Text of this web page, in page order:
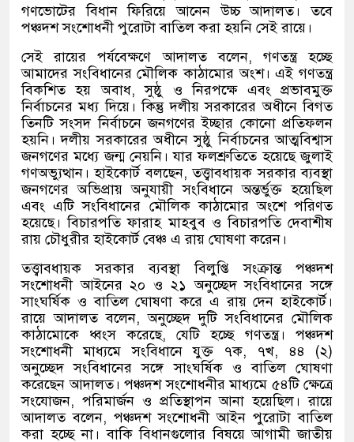
গণভোটের বিধান ফিরিয়ে আনেন উচ্চ আদালত। তবে
পঞ্চদশ সংশোধনী পুরোটা বাতিল করা হয়নি সেই রায়ে।
সেই রায়ের পর্যবেক্ষণে আদালত বলেন, গণতন্ত্র হচ্ছে
আমাদের সংবিধানের মৌলিক কাঠামোর অংশ। এই গণতন্ত্র
বিকশিত হয় অবাধ,সুষ্ঠু ও নিরপক্ষে এবং প্রভাবমুক্ত
নির্বাচনের মধ্য দিয়ে। কিন্তু দলীয় সরকারের অধীনে বিগত
তিনটি সংসদ নির্বাচনে জনগণের ইচ্ছার কোনো প্রতিফলন
হয়নি। দলীয় সরকারের অধীনে সুষ্ঠু নির্বাচনের আত্মবিশ্বাস
জনগণের মধ্যে জন্ম নেয়নি। যার ফলশ্রুতিতে হয়েছে জুলাই
গণঅভ্যুত্থান। হাইকোর্ট বলছেন,তত্ত্বাবধায়ক সরকার ব্যবস্থা
জনগণের অভিপ্রায় অনুযায়ী সংবিধানে অন্তর্ভুক্ত হয়েছিল
এবং এটি সংবিধানের মৌলিক কাঠামোর অংশে পরিণত
হয়েছে। বিচারপতি ফারাহ মাহবুব ও বিচারপতি দেবাশীষ
রায় চৌধুরীর হাইকোর্ট বেঞ্চ এ রায় ঘোষণা করেন।
তত্ত্বাবধায়ক সরকার ব্যবস্থা বিলুপ্তি সংক্রান্ত পঞ্চদশ
সংশোধনী আইনের ২০ ও ২১ অনুচ্ছেদ সংবিধানের সঙ্গে
সাংঘর্ষিক ও বাতিল ঘোষণা করে এ রায় দেন হাইকোর্ট।
রায়ে আদালত বলেন,অনুচ্ছেদ দুটি সংবিধানের মৌলিক
কাঠামোকে ধ্বংস করেছে, যেটি হচ্ছে গণতন্ত্র। পঞ্চদশ
সংশোধনী মাধ্যমে সংবিধানে যুক্ত ৭ক, ৭খ, ৪৪ (২)
অনুচ্ছেদ সংবিধানের সঙ্গে সাংঘর্ষিক ও বাতিল ঘোষণা
করেছেন আদালত। পঞ্চদশ সংশোধনীর মাধ্যমে ৫৪টি ক্ষেত্রে
সংযোজন, পরিমার্জন ও প্রতিস্থাপন আনা হয়েছিল। রায়ে
আদালত বলেন, পঞ্চদশ সংশোধনী আইন পুরোটা বাতিল
করা হচ্ছে না। বাকি বিধানগুলোর বিষয়ে আগামী জাতীয়